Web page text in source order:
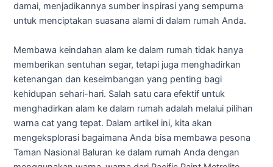
damai, menjadikannya sumber inspirasi yang sempurna
untuk menciptakan suasana alami di dalam rumah Anda.
Membawa keindahan alam ke dalam rumah tidak hanya
memberikan sentuhan segar, tetapi juga menghadirkan
ketenangan dan keseimbangan yang penting bagi
kehidupan sehari-hari. Salah satu cara efektif untuk
menghadirkan alam ke dalam rumah adalah melalui pilihan
warna cat yang tepat. Dalam artikel ini, kita akan
mengeksplorasi bagaimana Anda bisa membawa pesona
Taman Nasional Baluran ke dalam rumah Anda dengan